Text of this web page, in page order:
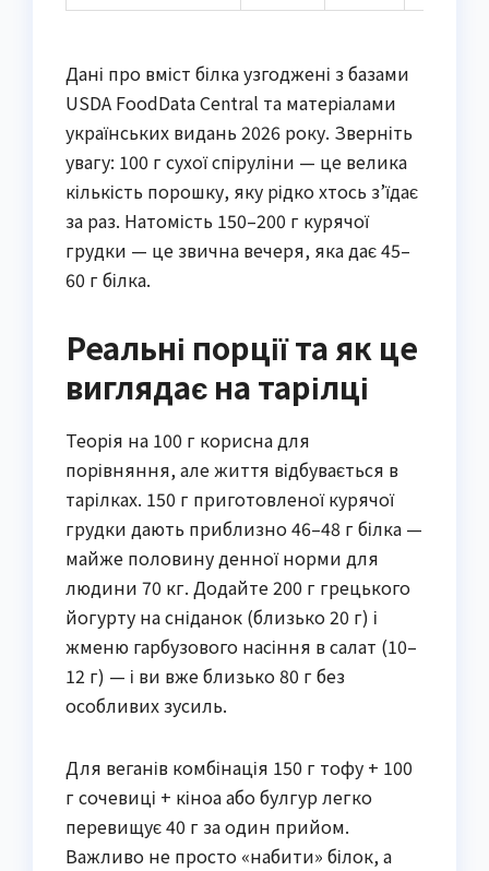
Дані про вміст білка узгоджені з базами
USDA FoodData Central та матеріалами
українських видань 2026 року. Зверніть
увагу: 100 г сухої спіруліни — це велика
кількість порошку, яку рідко хтось з’їдає
за раз. Натомість 150–200 г курячої
грудки — це звична вечеря, яка дає 45–
60 г білка.
Реальні порції та як це
виглядає на тарілці
Теорія на 100 г корисна для
порівняння, але життя відбувається в
тарілках. 150 г приготовленої курячої
грудки дають приблизно 46–48 г білка —
майже половину денної норми для
людини 70 кг. Додайте 200 г грецького
йогурту на сніданок (близько 20 г) і
жменю гарбузового насіння в салат (10–
12 г) — і ви вже близько 80 г без
особливих зусиль.
Для веганів комбінація 150 г тофу + 100
г сочевиці + кіноа або булгур легко
перевищує 40 г за один прийом.
Важливо не просто «набити» білок, а